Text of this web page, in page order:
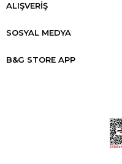
ALIŞVERİŞ
SOSYAL MEDYA
B&G STORE APP